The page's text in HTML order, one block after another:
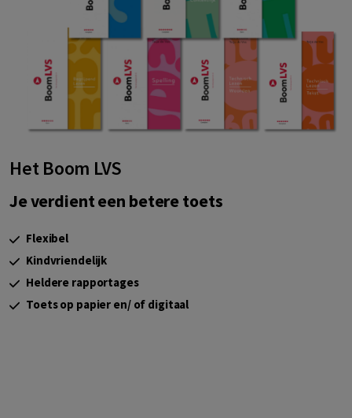
Het Boom LVS
Je verdient een betere toets
Flexibel
Kindvriendelijk
Heldere rapportages
Toets op papier en/ of digitaal